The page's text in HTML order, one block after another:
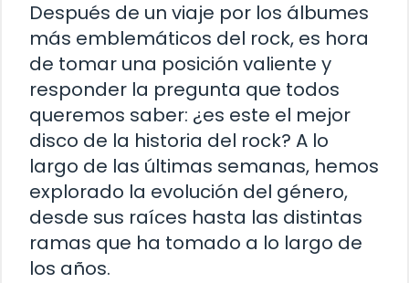
Después de un viaje por los álbumes
más emblemáticos del rock, es hora
de tomar una posición valiente y
responder la pregunta que todos
queremos saber: ¿es este el mejor
disco de la historia del rock? A lo
largo de las últimas semanas, hemos
explorado la evolución del género,
desde sus raíces hasta las distintas
ramas que ha tomado a lo largo de
los años.